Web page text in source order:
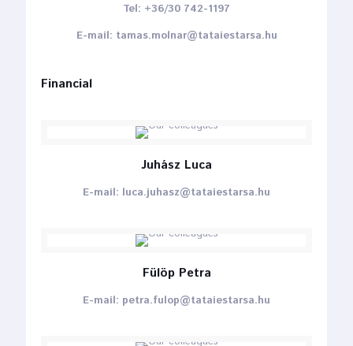
Tel: +36/30 742-1197
E-mail: tamas.molnar@tataiestarsa.hu
Financial
Juhász Luca
E-mail: luca.juhasz@tataiestarsa.hu
Fülöp Petra
E-mail: petra.fulop@tataiestarsa.hu